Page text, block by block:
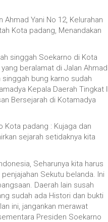
Yani No 12, Kelurahan
Kota padang, Menandakan
singgah Soekarno di Kota
beralamat di Jalan Ahmad
singgah bung karno sudah
Kepala Daerah Tingkat II
Bersejarah di Kotamadya
Kota padang : Kujaga dan
sejarah setidaknya kita
Seharunya kita harus
Sekutu belanda. Ini
Daerah lain susah
sudah ada Histori dan bukti
ini, jangankan merawat
Presiden Soekarno